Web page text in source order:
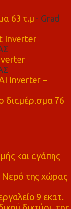
63 τ.μ - Grad
Inverter
Inverter –
διαμέρισμα 76
και αγάπης
Νερό της χώρας
9 εκατ.
δικτύου της